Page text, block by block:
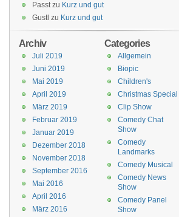
Passtzu Kurz und gut
Gustl zu Kurz und gut
Categories
Allgemein
Biopic
Children's
Christmas Special
Clip Show
Comedy Chat
Show
Comedy
Landmarks
Comedy Musical
Comedy News
Show
Comedy Panel
Show
Archiv
Juli 2019
Juni 2019
Mai 2019
April 2019
März 2019
Februar 2019
Januar 2019
Dezember 2018
November 2018
September 2016
Mai 2016
April 2016
März 2016